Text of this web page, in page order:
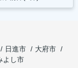
日進市
大府市
よし市